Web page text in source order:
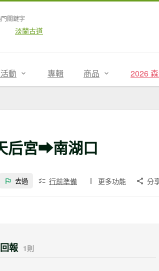
關鍵字
淡蘭古道
動 專輯 商品 2026
后宮⮕南湖口
去過 行前準備 更多功能 分
報 1則